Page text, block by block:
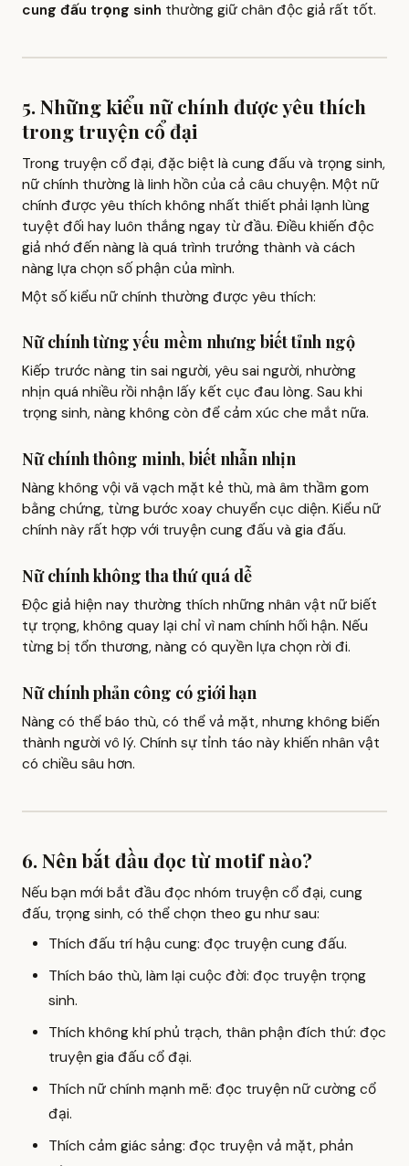
cung đấu trọng sinh thường giữ chân độc giả rất tốt.
5. Những kiểu nữ chính được yêu thích
trong truyện cổ đại
Trong truyện cổ đại, đặc biệt là cung đấu và trọng sinh,
nữ chính thường là linh hồn của cả câu chuyện. Một nữ
chính được yêu thích không nhất thiết phải lạnh lùng
tuyệt đối hay luôn thắng ngay từ đầu. Điều khiến độc
giả nhớ đến nàng là quá trình trưởng thành và cách
nàng lựa chọn số phận của mình.
Một số kiểu nữ chính thường được yêu thích:
Nữ chính từng yếu mềm nhưng biết tỉnh ngộ
Kiếp trước nàng tin sai người, yêu sai người, nhường
nhịn quá nhiều rồi nhận lấy kết cục đau lòng. Sau khi
trọng sinh, nàng không còn để cảm xúc che mắt nữa.
Nữ chính thông minh, biết nhẫn nhịn
Nàng không vội vã vạch mặt kẻ thù, mà âm thầm gom
bằng chứng, từng bước xoay chuyển cục diện. Kiểu nữ
chính này rất hợp với truyện cung đấu và gia đấu.
Nữ chính không tha thứ quá dễ
Độc giả hiện nay thường thích những nhân vật nữ biết
tự trọng, không quay lại chỉ vì nam chính hối hận. Nếu
từng bị tổn thương, nàng có quyền lựa chọn rời đi.
Nữ chính phản công có giới hạn
Nàng có thể báo thù, có thể vả mặt, nhưng không biến
thành người vô lý. Chính sự tỉnh táo này khiến nhân vật
có chiều sâu hơn.
6. Nên bắt đầu đọc từ motif nào?
Nếu bạn mới bắt đầu đọc nhóm truyện cổ đại, cung
đấu, trọng sinh, có thể chọn theo gu như sau:
Thích đấu trí hậu cung: đọc truyện cung đấu.
Thích báo thù, làm lại cuộc đời: đọc truyện trọng
sinh.
Thích không khí phủ trạch, thân phận đích thứ: đọc
truyện gia đấu cổ đại.
Thích nữ chính mạnh mẽ: đọc truyện nữ cường cổ
đại.
Thích cảm giác sảng: đọc truyện vả mặt, phản